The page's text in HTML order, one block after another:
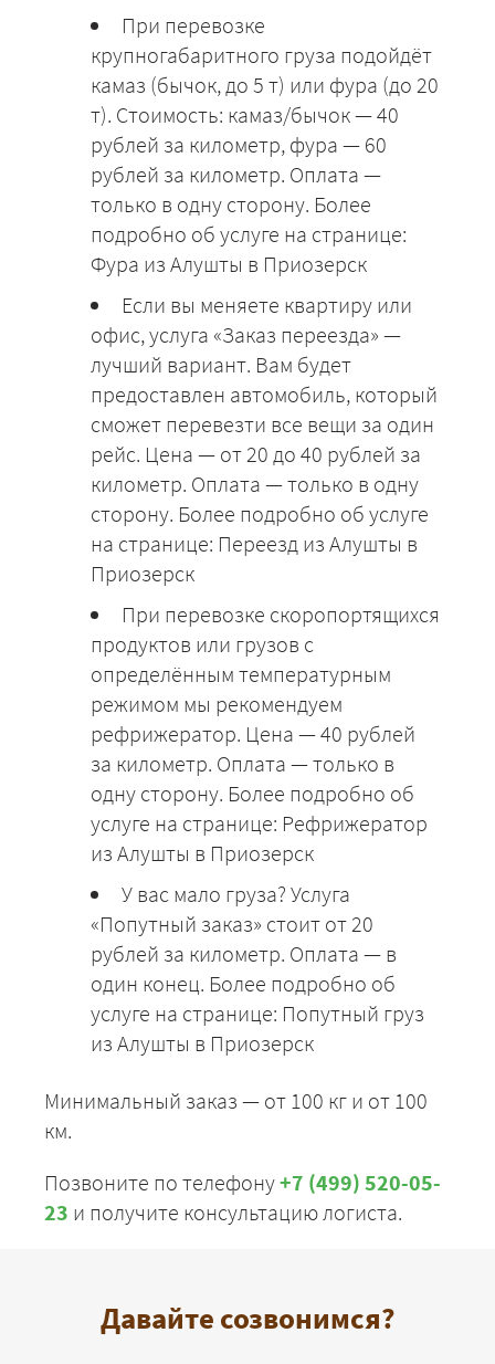
При перевозке
крупногабаритного груза подойдёт
камаз (бычок, до 5 т) или фура (до 20
т). Стоимость: камаз/бычок — 40
рублей за километр, фура — 60
рублей за километр. Оплата —
только в одну сторону. Более
подробно об услуге на странице:
Фура из Алушты в Приозерск
Если вы меняете квартиру или
офис, услуга «Заказ переезда» —
лучший вариант. Вам будет
предоставлен автомобиль, который
сможет перевезти все вещи за один
рейс. Цена — от 20 до 40 рублей за
километр. Оплата — только в одну
сторону. Более подробно об услуге
на странице: Переезд из Алушты в
Приозерск
При перевозке скоропортящихся
продуктов или грузов с
определённым температурным
режимом мы рекомендуем
рефрижератор. Цена — 40 рублей
за километр. Оплата — только в
одну сторону. Более подробно об
услуге на странице: Рефрижератор
из Алушты в Приозерск
У вас мало груза? Услуга
«Попутный заказ» стоит от 20
рублей за километр. Оплата — в
один конец. Более подробно об
услуге на странице: Попутный груз
из Алушты в Приозерск
Минимальный заказ — от 100 кг и от 100
км.
Позвоните по телефону+7 (499) 520-05-
23 и получите консультацию логиста.
Давайте созвонимся?